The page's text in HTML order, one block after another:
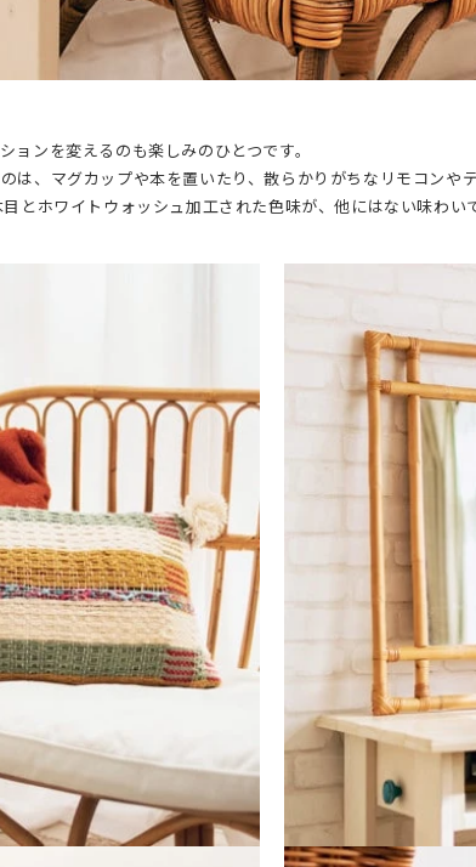
ョンを変えるのも楽しみのひとつです。
は、マグカップや本を置いたり、散らかりがちなリモコンや
とホワイトウォッシュ加工された色味が、他にはない味わい